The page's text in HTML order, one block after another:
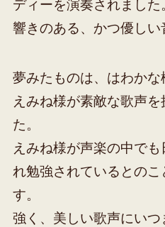
ディーを演奏されました
響きのある、かつ優しい
夢みたものは、はわかな
えみね様が素敵な歌声
た。
えみね様が声楽の中で
れ勉強されているとの
す。
強く、美しい歌声にい